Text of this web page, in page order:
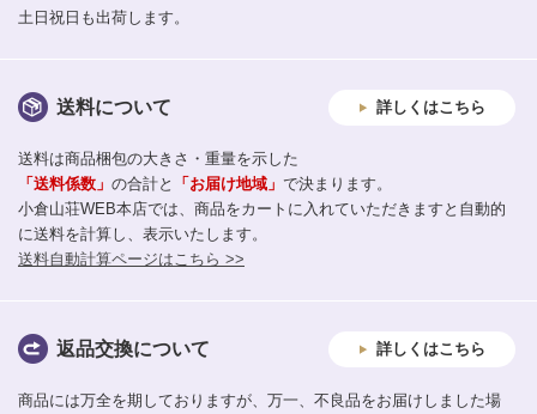
土日祝日も出荷します。
送料について 詳しくはこちら
送料は商品梱包の大きさ・重量を示した
「送料係数」 の合計と 「お届け地域」 で決まります。
小倉山荘WEB本店では、商品をカートに入れていただきますと自動的
に送料を計算し、表示いたします。
送料自動計算ページはこちら >>
返品交換について 詳しくはこちら
商品には万全を期しておりますが、万一、不良品をお届けしました場